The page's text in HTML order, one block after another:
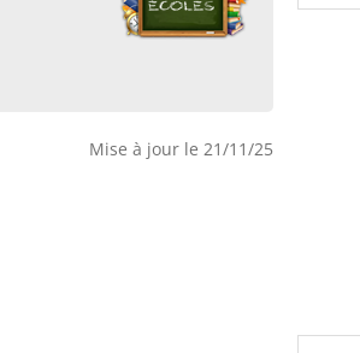
Mise à jour le 21/11/25